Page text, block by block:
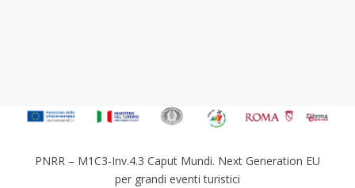
PNRR – M1C3-Inv.4.3 Caput Mundi. Next Generation EU
per grandi eventi turistici